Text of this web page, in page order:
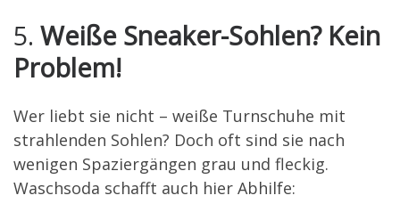
5. Weiße Sneaker-Sohlen? Kein
Problem!
Wer liebt sie nicht – weiße Turnschuhe mit
strahlenden Sohlen? Doch oft sind sie nach
wenigen Spaziergängen grau und fleckig.
Waschsoda schafft auch hier Abhilfe: